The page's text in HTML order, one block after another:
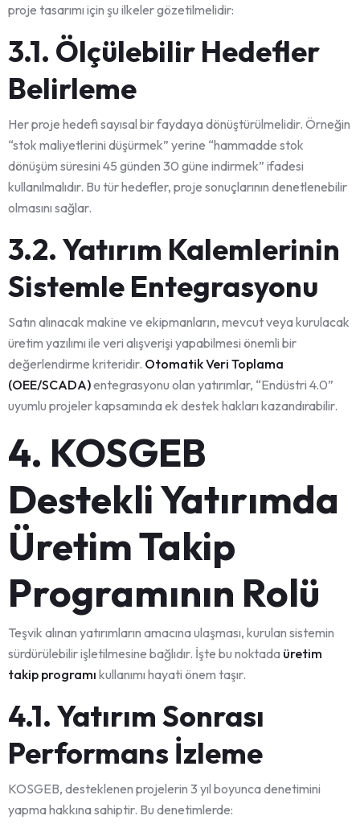
proje tasarımı için şu ilkeler gözetilmelidir:
3.1. Ölçülebilir Hedefler
Belirleme
Her proje hedefi sayısal bir faydaya dönüştürülmelidir. Örneğin
“stok maliyetlerini düşürmek” yerine “hammadde stok
dönüşüm süresini 45 günden 30 güne indirmek” ifadesi
kullanılmalıdır. Bu tür hedefler, proje sonuçlarının denetlenebilir
olmasını sağlar.
3.2. Yatırım Kalemlerinin
Sistemle Entegrasyonu
Satın alınacak makine ve ekipmanların, mevcut veya kurulacak
üretim yazılımı ile veri alışverişi yapabilmesi önemli bir
değerlendirme kriteridir. Otomatik Veri Toplama
(OEE/SCADA)entegrasyonu olan yatırımlar, “Endüstri 4.0”
uyumlu projeler kapsamında ek destek hakları kazandırabilir.
4. KOSGEB
Destekli Yatırımda
Üretim Takip
Programının Rolü
Teşvik alınan yatırımların amacına ulaşması, kurulan sistemin
sürdürülebilir işletilmesine bağlıdır. İşte bu noktada üretim
takip programı kullanımı hayati önem taşır.
4.1. Yatırım Sonrası
Performans İzleme
KOSGEB, desteklenen projelerin 3 yıl boyunca denetimini
yapma hakkına sahiptir. Bu denetimlerde: